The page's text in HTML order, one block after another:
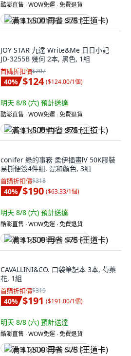
酷澎直售 ∙ WOW免運 ∙ 免費退貨
满 $1,500 再省 $75 (王道卡)
JOY STAR 九達 Write&Me 日日小記
JD-3255B 幾何 2本, 黑色, 1組
首購折扣價$207
40% $124 ($124.00/1個)
明天 8/8 (六) 預計送達
酷澎直售 ∙ WOW免運 ∙ 免費退貨
满 $1,500 再省 $75 (王道卡)
conifer 綠的事務 柔伊插畫Ⅳ 50K膠裝
易撕便簽4件組, 混和顏色, 3組
首購折扣價$318
40% $190 ($63.33/1個)
明天 8/8 (六) 預計送達
酷澎直售 ∙ WOW免運 ∙ 免費退貨
满 $1,500 再省 $75 (王道卡)
CAVALLINI&CO. 口袋筆記本 3本, 芍藥
花, 1組
首購折扣價$319
40% $191 ($191.00/1個)
明天 8/8 (六) 預計送達
酷澎直售 ∙ WOW免運 ∙ 免費退貨
满 $1,500 再省 $75 (王道卡)